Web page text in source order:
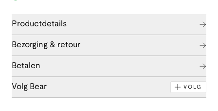
Productdetails
Bezorging & retour
Betalen
Volg Bear VOLG